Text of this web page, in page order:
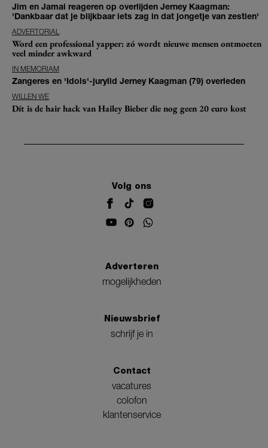
Jim en Jamai reageren op overlijden Jerney Kaagman:
'Dankbaar dat je blijkbaar iets zag in dat jongetje van zestien'
ADVERTORIAL
Word een professional yapper: zó wordt nieuwe mensen ontmoeten
veel minder awkward
IN MEMORIAM
Zangeres en 'Idols'-jurylid Jerney Kaagman (79) overleden
WILLEN WE
Dít is de hair hack van Hailey Bieber die nog geen 20 euro kost
Volg ons
Adverteren
mogelijkheden
Nieuwsbrief
schrijf je in
Contact
vacatures
colofon
klantenservice